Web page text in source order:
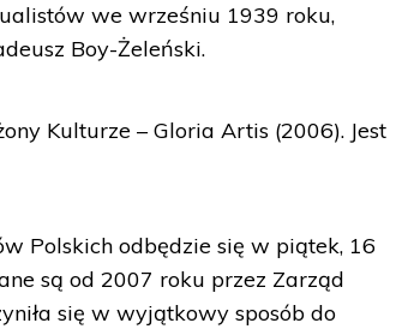
we wrześniu 1939 roku,
Boy-Żeleński.
Kulturze – Gloria Artis (2006). Jest
Polskich odbędzie się w piątek, 16
są od 2007 roku przez Zarząd
się w wyjątkowy sposób do